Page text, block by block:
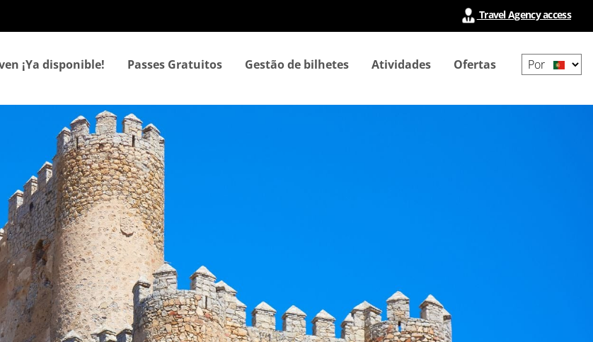
conteúdo
Travel Agency access
¡Ya disponible! Passes Gratuitos Gestão de bilhetes Atividades Ofertas
your